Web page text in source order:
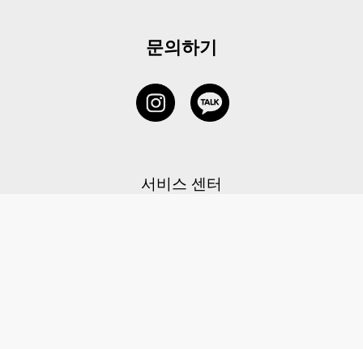
문의하기
서비스 센터